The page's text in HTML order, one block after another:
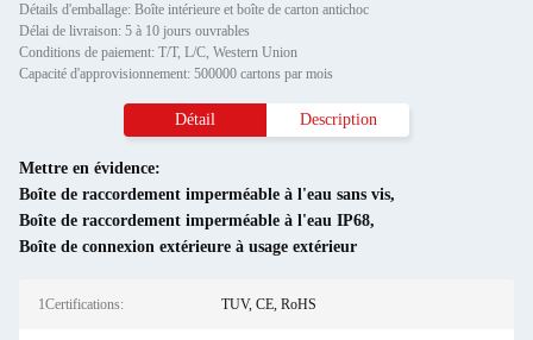
Détails d'emballage: Boîte intérieure et boîte de carton antichoc
Délai de livraison: 5 à 10 jours ouvrables
Conditions de paiement: T/T, L/C, Western Union
Capacité d'approvisionnement: 500000 cartons par mois
Détail Description
Mettre en évidence:
Boîte de raccordement imperméable à l'eau sans vis,
Boîte de raccordement imperméable à l'eau IP68,
Boîte de connexion extérieure à usage extérieur
1Certifications: TUV, CE, RoHS